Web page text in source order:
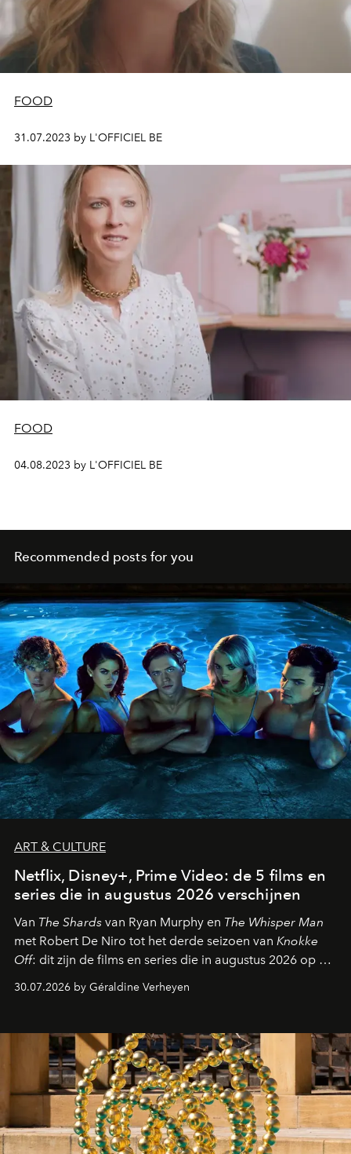
FOOD
31.07.2023 by L'OFFICIEL BE
FOOD
04.08.2023 by L'OFFICIEL BE
Recommended posts for you
ART & CULTURE
Netflix, Disney+, Prime Video: de 5 films en
series die in augustus 2026 verschijnen
Van The Shards van Ryan Murphy en The Whisper Man
met Robert De Niro tot het derde seizoen van Knokke
Off: dit zijn de films en series die in augustus 2026 op de
streamingplatformen verschijnen.
30.07.2026 by Géraldine Verheyen